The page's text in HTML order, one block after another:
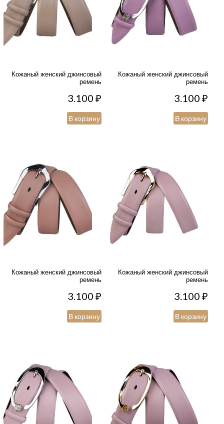
Кожаный женский джинсовый
ремень
3.100₽
В корзину
Кожаный женский джинсовый
ремень
3.100₽
В корзину
Кожаный женский джинсовый
ремень
3.100₽
В корзину
Кожаный женский джинсовый
ремень
3.100₽
В корзину